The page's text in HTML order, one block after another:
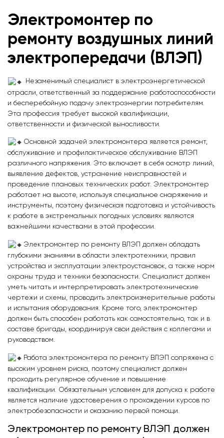
Электромонтер по
ремонту воздушных линий
электропередачи (ВЛЭП)
Незаменимый специалист в электроэнергетической
отрасли, ответственный за поддержание работоспособности
и бесперебойную подачу электроэнергии потребителям.
Эта профессия требует высокой квалификации,
ответственности и физической выносливости.
Основной задачей электромонтера является ремонт,
обслуживание и профилактическое обслуживание ВЛЭП
различного напряжения. Это включает в себя осмотр линий,
выявление дефектов, устранение неисправностей и
проведение плановых технических работ. Электромонтер
работает на высоте, используя специальное снаряжение и
инструменты, поэтому физическая подготовка и устойчивость
к работе в экстремальных погодных условиях являются
важнейшими качествами в этой профессии.
Электромонтер по ремонту ВЛЭП должен обладать
глубокими знаниями в области электротехники, правил
устройства и эксплуатации электроустановок, а также норм
охраны труда и техники безопасности. Специалист должен
уметь читать и интерпретировать электротехнические
чертежи и схемы, проводить электроизмерительные работы
и испытания оборудования. Кроме того, электромонтер
должен быть способен работать как самостоятельно, так и в
составе бригады, координируя свои действия с коллегами и
руководством.
Работа электромонтера по ремонту ВЛЭП сопряжена с
высоким уровнем риска, поэтому специалист должен
проходить регулярное обучение и повышение
квалификации. Обязательным условием для допуска к работе
является наличие удостоверения о прохождении курсов по
электробезопасности и оказанию первой помощи.
Электромонтер по ремонту ВЛЭП должен